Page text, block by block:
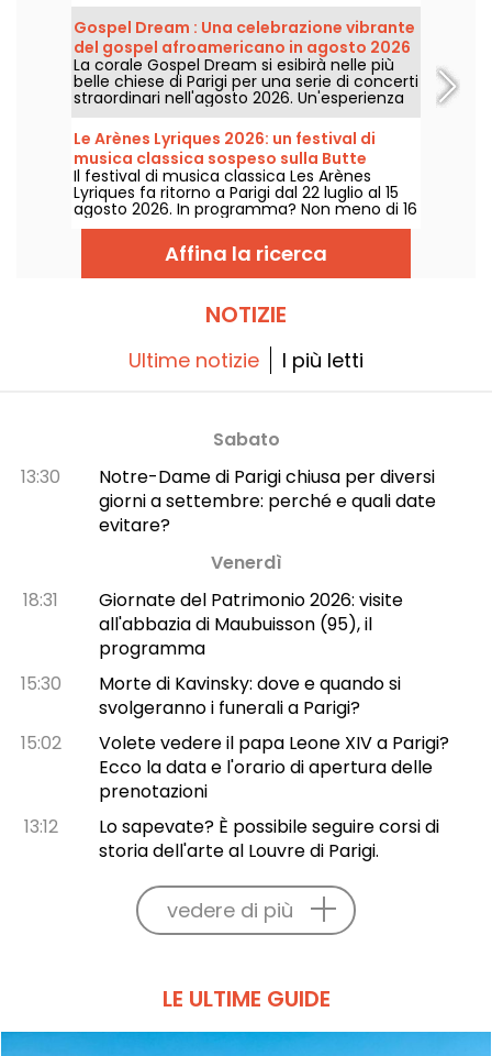
gratuiti da scoprire dal 24 giugno al 6
settembre 2026!
Gospel Dream : Una celebrazione vibrante
del gospel afroamericano in agosto 2026
a Parigi
La corale Gospel Dream si esibirà nelle più
belle chiese di Parigi per una serie di concerti
straordinari nell'agosto 2026. Un'esperienza
musicale unica che celebra la speranza,
l'unità e la resilienza attraverso i canti
autentici della Chiesa afroamericana.
Le Arènes Lyriques 2026: un festival di
musica classica sospeso sulla Butte
Montmartre
Il festival di musica classica Les Arènes
Lyriques fa ritorno a Parigi dal 22 luglio al 15
agosto 2026. In programma? Non meno di 16
concerti organizzati nelle Arènes di
Montmartre, una cornice idilliaca per
ascoltare i grandi classici.
Affina la ricerca
NOTIZIE
Ultime notizie I più letti
Sabato
13:30
Notre-Dame di Parigi chiusa per diversi
giorni a settembre: perché e quali date
evitare?
Venerdì
18:31
Giornate del Patrimonio 2026: visite
all'abbazia di Maubuisson (95), il
programma
15:30
Morte di Kavinsky: dove e quando si
svolgeranno i funerali a Parigi?
15:02
Volete vedere il papa Leone XIV a Parigi?
Ecco la data e l'orario di apertura delle
prenotazioni
13:12
Lo sapevate? È possibile seguire corsi di
storia dell'arte al Louvre di Parigi.
vedere di più
LE ULTIME GUIDE